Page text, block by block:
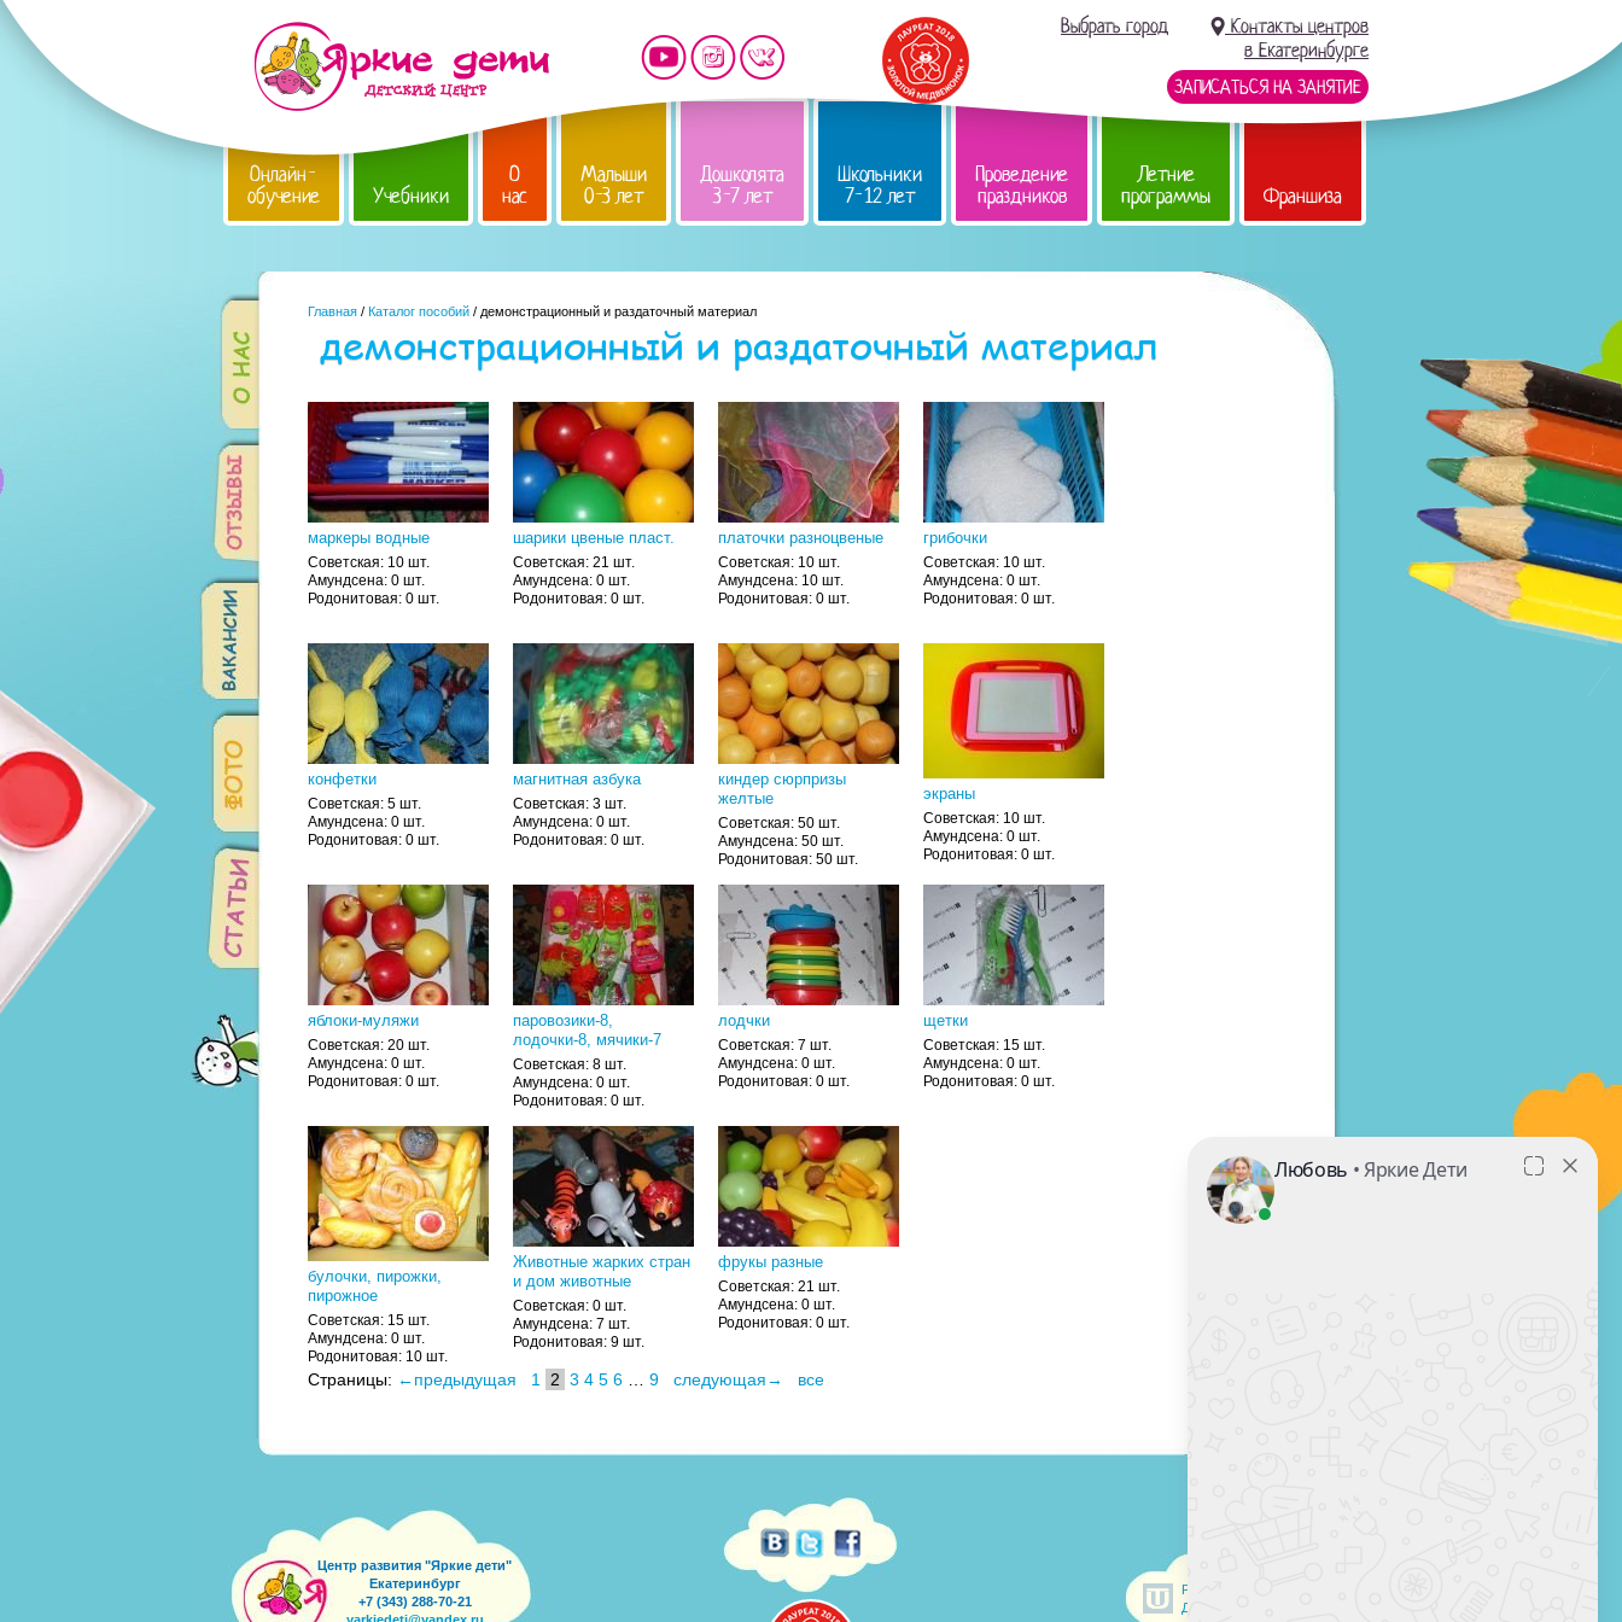
Выбрать город
Контакты центров
в Екатеринбурге
ЗАПИСАТЬСЯ НА ЗАНЯТИЕ
Онлайн-
обучение Учебники
О
нас
Малыши
0-3 лет
Дошколята
3-7 лет
Школьники
7-12 лет
Проведение
праздников
Летние
программы Франшиза
Главная / Каталог пособий / демонстрационный и раздаточный материал
демонстрационный и раздаточный материал
маркеры водные
Советская: 10 шт.
Амундсена: 0 шт.
Родонитовая: 0 шт.
шарики цвеные пласт.
Советская: 21 шт.
Амундсена: 0 шт.
Родонитовая: 0 шт.
платочки разноцвеные
Советская: 10 шт.
Амундсена: 10 шт.
Родонитовая: 0 шт.
грибочки
Советская: 10 шт.
Амундсена: 0 шт.
Родонитовая: 0 шт.
конфетки
Советская: 5 шт.
Амундсена: 0 шт.
Родонитовая: 0 шт.
магнитная азбука
Советская: 3 шт.
Амундсена: 0 шт.
Родонитовая: 0 шт.
киндер сюрпризы
желтые
Советская: 50 шт.
Амундсена: 50 шт.
Родонитовая: 50 шт.
экраны
Советская: 10 шт.
Амундсена: 0 шт.
Родонитовая: 0 шт.
яблоки-муляжи
Советская: 20 шт.
Амундсена: 0 шт.
Родонитовая: 0 шт.
паровозики-8,
лодочки-8, мячики-7
Советская: 8 шт.
Амундсена: 0 шт.
Родонитовая: 0 шт.
лодчки
Советская: 7 шт.
Амундсена: 0 шт.
Родонитовая: 0 шт.
щетки
Советская: 15 шт.
Амундсена: 0 шт.
Родонитовая: 0 шт.
булочки, пирожки,
пирожное
Советская: 15 шт.
Амундсена: 0 шт.
Родонитовая: 10 шт.
Животные жарких стран
и дом животные
Советская: 0 шт.
Амундсена: 7 шт.
Родонитовая: 9 шт.
фрукы разные
Советская: 21 шт.
Амундсена: 0 шт.
Родонитовая: 0 шт.
Страницы: ←предыдущая 1 2 3 4 5 6 9 следующая→ все
Центр развития "Яркие дети"
Екатеринбург
+7 (343) 288-70-21
yarkiedeti@yandex.ru
Разработка сайта
Дизайн-студия Unitech